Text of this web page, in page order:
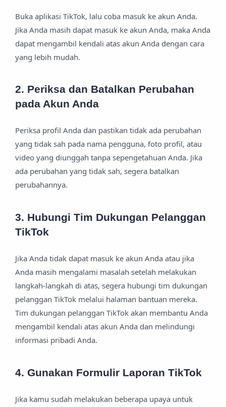
Buka aplikasi TikTok, lalu coba masuk ke akun Anda.
Jika Anda masih dapat masuk ke akun Anda, maka Anda
dapat mengambil kendali atas akun Anda dengan cara
yang lebih mudah.
2. Periksa dan Batalkan Perubahan
pada Akun Anda
Periksa profil Anda dan pastikan tidak ada perubahan
yang tidak sah pada nama pengguna, foto profil, atau
video yang diunggah tanpa sepengetahuan Anda. Jika
ada perubahan yang tidak sah, segera batalkan
perubahannya.
3. Hubungi Tim Dukungan Pelanggan
TikTok
Jika Anda tidak dapat masuk ke akun Anda atau jika
Anda masih mengalami masalah setelah melakukan
langkah-langkah di atas, segera hubungi tim dukungan
pelanggan TikTok melalui halaman bantuan mereka.
Tim dukungan pelanggan TikTok akan membantu Anda
mengambil kendali atas akun Anda dan melindungi
informasi pribadi Anda.
4. Gunakan Formulir Laporan TikTok
Jika kamu sudah melakukan beberapa upaya untuk